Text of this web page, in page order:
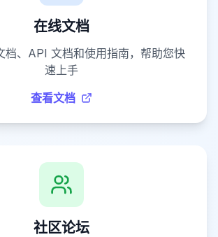
在线文档
档、API 文档和使用指南，帮助您快
速上手
查看文档
社区论坛